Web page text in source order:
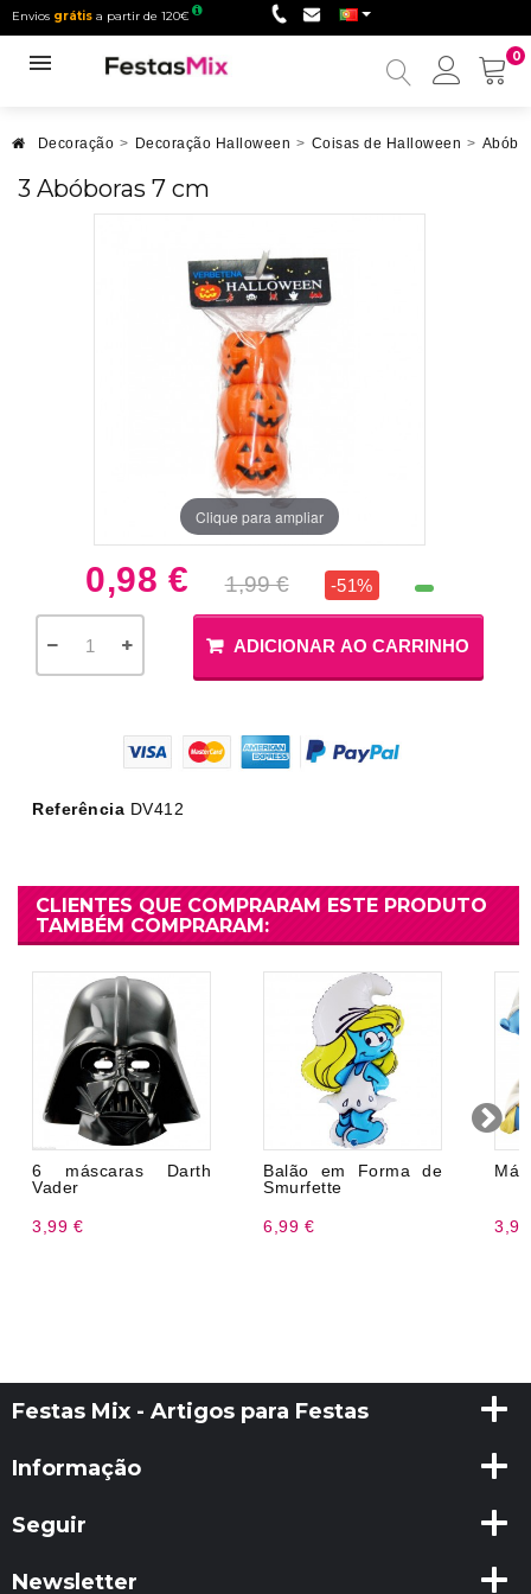
Envios grátis a partir de 120€
0
Minha
Decoração > Decoração Halloween > Coisas de Halloween >
3 Abóboras 7 cm
Clique para ampliar
0,98 € 1,99 € -51%
ADICIONAR AO CARRINHO
Referência DV412
CLIENTES QUE COMPRARAM ESTE PRODUTO
TAMBÉM COMPRARAM:
6 máscaras Darth
Vader
3,99 €
Balão em Forma de
Smurfette
6,99 €
Festas Mix - Artigos para Festas
Informação
Seguir
Newsletter